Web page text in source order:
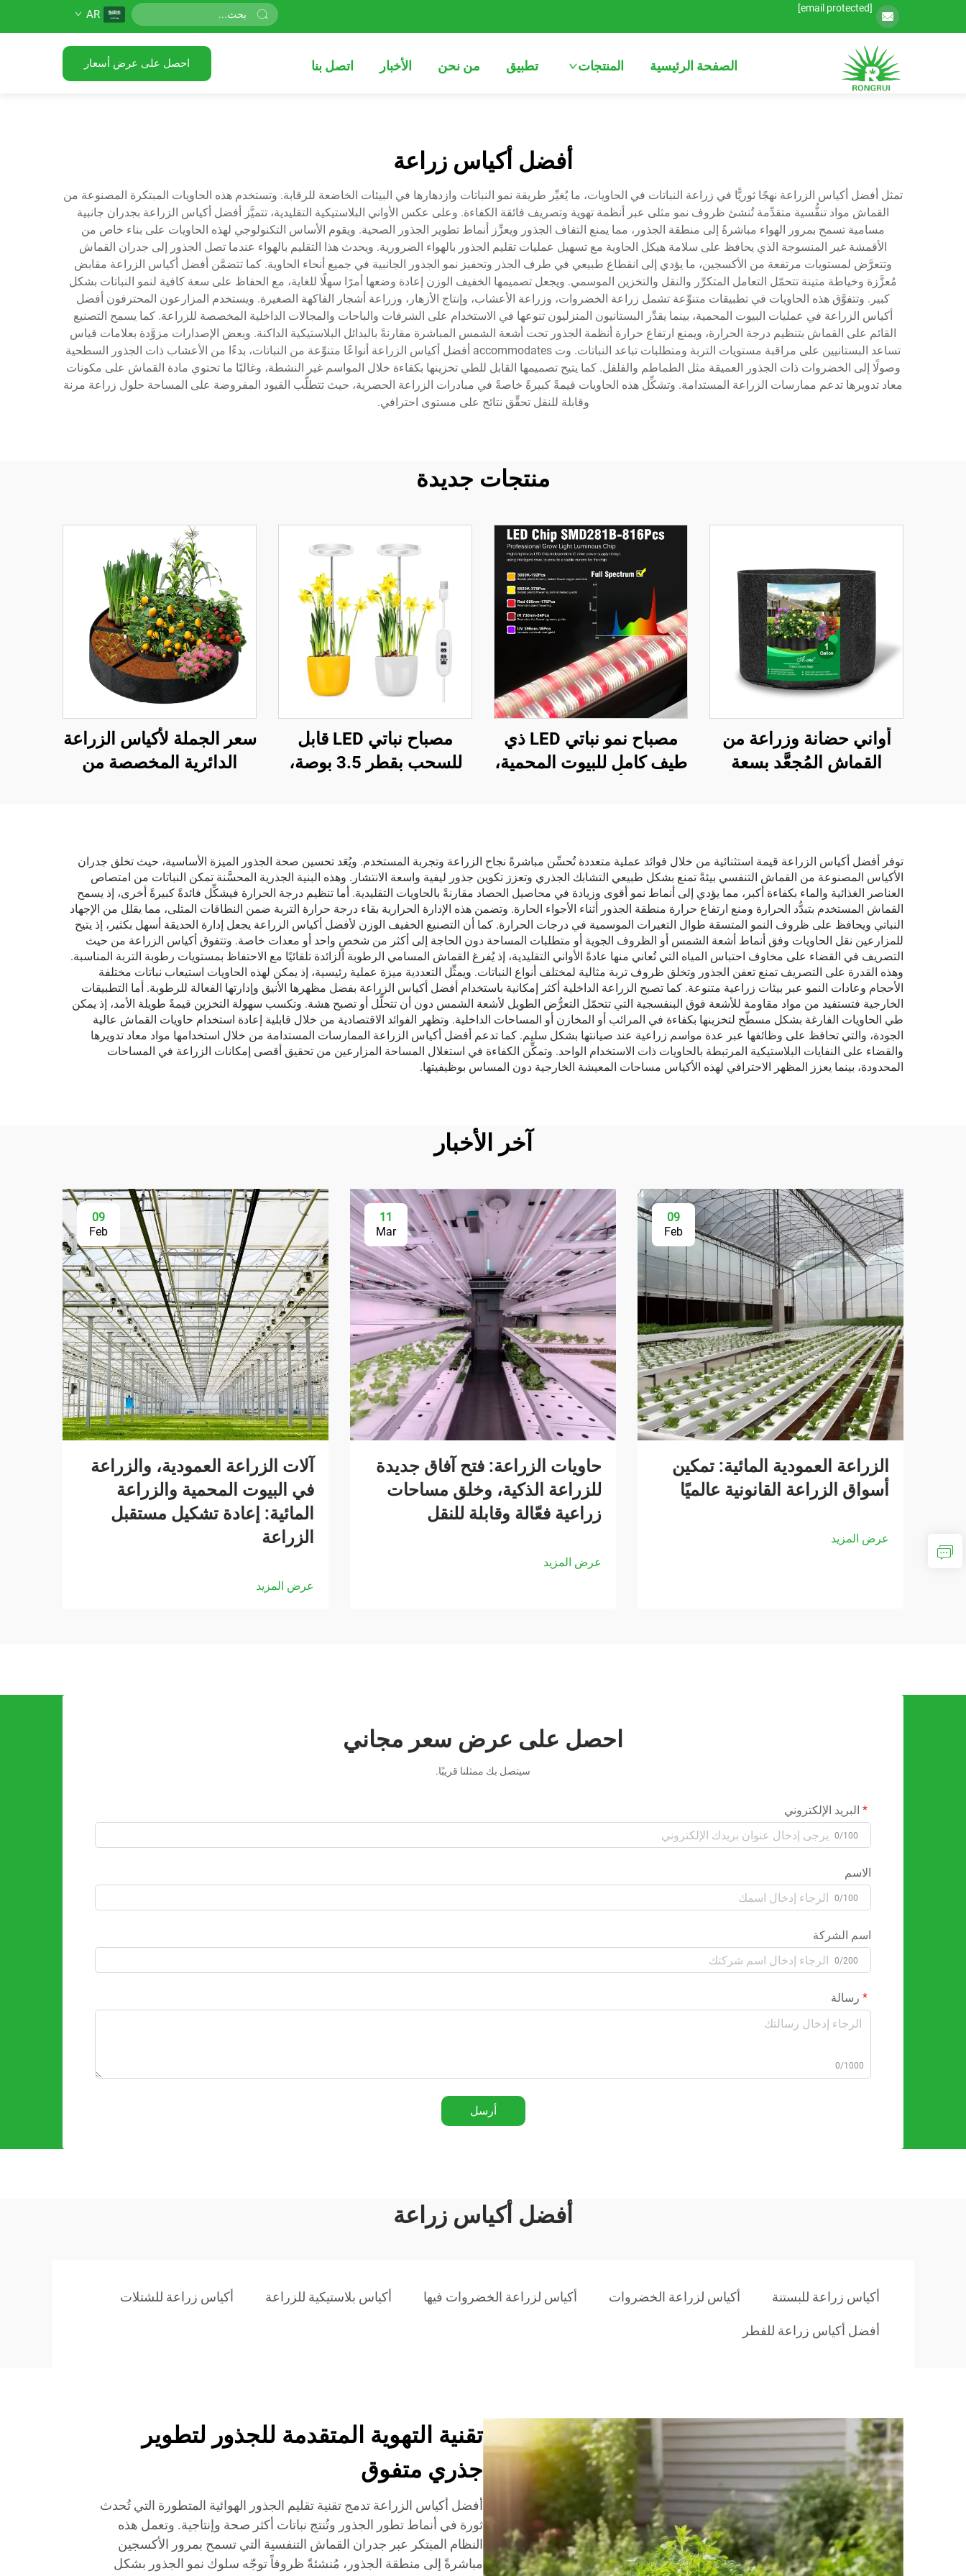
[email protected]
AR
الصفحة الرئيسية المنتجات تطبيق من نحن الأخبار اتصل بنا احصل على عرض أسعار
أفضل أكياس زراعة
تمثل أفضل أكياس الزراعة نهجًا ثوريًّا في زراعة النباتات في الحاويات، ما يُغيِّر طريقة نمو النباتات وازدهارها في البيئات الخاضعة للرقابة. وتستخدم هذه الحاويات المبتكرة المصنوعة من
القماش مواد تنفُّسية متقدِّمة تُنشئ ظروف نمو مثلى عبر أنظمة تهوية وتصريف فائقة الكفاءة. وعلى عكس الأواني البلاستيكية التقليدية، تتميَّز أفضل أكياس الزراعة بجدران جانبية
مسامية تسمح بمرور الهواء مباشرةً إلى منطقة الجذور، مما يمنع التفاف الجذور ويعزِّز أنماط تطوير الجذور الصحية. ويقوم الأساس التكنولوجي لهذه الحاويات على بناء خاص من
الأقمشة غير المنسوجة الذي يحافظ على سلامة هيكل الحاوية مع تسهيل عمليات تقليم الجذور بالهواء الضرورية. ويحدث هذا التقليم بالهواء عندما تصل الجذور إلى جدران القماش
وتتعرَّض لمستويات مرتفعة من الأكسجين، ما يؤدي إلى انقطاع طبيعي في طرف الجذر وتحفيز نمو الجذور الجانبية في جميع أنحاء الحاوية. كما تتضمَّن أفضل أكياس الزراعة مقابض
مُعزَّزة وخياطة متينة تتحمّل التعامل المتكرِّر والنقل والتخزين الموسمي. ويجعل تصميمها الخفيف الوزن إعادة وضعها أمرًا سهلًا للغاية، مع الحفاظ على سعة كافية لنمو النباتات بشكل
كبير. وتتفوَّق هذه الحاويات في تطبيقات متنوِّعة تشمل زراعة الخضروات، وزراعة الأعشاب، وإنتاج الأزهار، وزراعة أشجار الفاكهة الصغيرة. ويستخدم المزارعون المحترفون أفضل
أكياس الزراعة في عمليات البيوت المحمية، بينما يقدِّر البستانيون المنزليون تنوعها في الاستخدام على الشرفات والباحات والمجالات الداخلية المخصصة للزراعة. كما يسمح التصنيع
القائم على القماش بتنظيم درجة الحرارة، ويمنع ارتفاع حرارة أنظمة الجذور تحت أشعة الشمس المباشرة مقارنةً بالبدائل البلاستيكية الداكنة. وبعض الإصدارات مزوَّدة بعلامات قياس
تساعد البستانيين على مراقبة مستويات التربة ومتطلبات تباعد النباتات. وت accommodates أفضل أكياس الزراعة أنواعًا متنوِّعة من النباتات، بدءًا من الأعشاب ذات الجذور السطحية
وصولًا إلى الخضروات ذات الجذور العميقة مثل الطماطم والفلفل. كما يتيح تصميمها القابل للطي تخزينها بكفاءة خلال المواسم غير النشطة، وغالبًا ما تحتوي مادة القماش على مكونات
معاد تدويرها تدعم ممارسات الزراعة المستدامة. وتشكِّل هذه الحاويات قيمةً كبيرةً خاصةً في مبادرات الزراعة الحضرية، حيث تتطلَّب القيود المفروضة على المساحة حلول زراعة مرنة
وقابلة للنقل تحقِّق نتائج على مستوى احترافي.
منتجات جديدة
أواني حضانة وزراعة من
القماش المُجعَّد بسعة
والزهور والبطاطس ونمو
النباتات
مصباح نمو نباتي LED ذي
طيف كامل للبيوت المحمية،
وللزراعة
مصباح نباتي LED قابل
للسحب بقطر 3.5 بوصة،
الألومنيوم، ومُصنَّف وفق
معيار IP42 لمرحلة الإزهار
سعر الجملة لأكياس الزراعة
الدائرية المخصصة من
بسماكة 3 مم للاستخدام
الخارجي
توفر أفضل أكياس الزراعة قيمة استثنائية من خلال فوائد عملية متعددة تُحسِّن مباشرةً نجاح الزراعة وتجربة المستخدم. ويُعَد تحسين صحة الجذور الميزة الأساسية، حيث تخلق جدران
الأكياس المصنوعة من القماش التنفسي بيئةً تمنع بشكل طبيعي التشابك الجذري وتعزز تكوين جذور ليفية واسعة الانتشار. وهذه البنية الجذرية المحسَّنة تمكن النباتات من امتصاص
العناصر الغذائية والماء بكفاءة أكبر، مما يؤدي إلى أنماط نمو أقوى وزيادة في محاصيل الحصاد مقارنةً بالحاويات التقليدية. أما تنظيم درجة الحرارة فيشكِّل فائدةً كبيرةً أخرى، إذ يسمح
القماش المستخدم بتبدُّد الحرارة ومنع ارتفاع حرارة منطقة الجذور أثناء الأجواء الحارة. وتضمن هذه الإدارة الحرارية بقاء درجة حرارة التربة ضمن النطاقات المثلى، مما يقلل من الإجهاد
النباتي ويحافظ على ظروف النمو المتسقة طوال التغيرات الموسمية في درجات الحرارة. كما أن التصنيع الخفيف الوزن لأفضل أكياس الزراعة يجعل إدارة الحديقة أسهل بكثير، إذ يتيح
للمزارعين نقل الحاويات وفق أنماط أشعة الشمس أو الظروف الجوية أو متطلبات المساحة دون الحاجة إلى أكثر من شخصٍ واحد أو معدات خاصة. وتتفوق أكياس الزراعة من حيث
التصريف في القضاء على مخاوف احتباس المياه التي تُعاني منها عادةً الأواني التقليدية، إذ يُفرغ القماش المسامي الرطوبة الزائدة تلقائيًا مع الاحتفاظ بمستويات رطوبة التربة المناسبة.
وهذه القدرة على التصريف تمنع تعفن الجذور وتخلق ظروف تربة مثالية لمختلف أنواع النباتات. ويمثِّل التعددية ميزة عملية رئيسية، إذ يمكن لهذه الحاويات استيعاب نباتات مختلفة
الأحجام وعادات النمو عبر بيئات زراعية متنوعة. كما تصبح الزراعة الداخلية أكثر إمكانية باستخدام أفضل أكياس الزراعة بفضل مظهرها الأنيق وإدارتها الفعالة للرطوبة. أما التطبيقات
الخارجية فتستفيد من مواد مقاومة للأشعة فوق البنفسجية التي تتحمّل التعرُّض الطويل لأشعة الشمس دون أن تتحلَّل أو تصبح هشة. وتكسب سهولة التخزين قيمةً طويلة الأمد، إذ يمكن
طي الحاويات الفارغة بشكل مسطّح لتخزينها بكفاءة في المرائب أو المخازن أو المساحات الداخلية. وتظهر الفوائد الاقتصادية من خلال قابلية إعادة استخدام حاويات القماش عالية
الجودة، والتي تحافظ على وظائفها عبر عدة مواسم زراعية عند صيانتها بشكل سليم. كما تدعم أفضل أكياس الزراعة الممارسات المستدامة من خلال استخدامها مواد معاد تدويرها
والقضاء على النفايات البلاستيكية المرتبطة بالحاويات ذات الاستخدام الواحد. وتمكِّن الكفاءة في استغلال المساحة المزارعين من تحقيق أقصى إمكانات الزراعة في المساحات
المحدودة، بينما يعزز المظهر الاحترافي لهذه الأكياس مساحات المعيشة الخارجية دون المساس بوظيفيتها.
آخر الأخبار
09
Feb
الزراعة العمودية المائية: تمكين
أسواق الزراعة القانونية عالميًا
عرض المزيد
11
Mar
حاويات الزراعة: فتح آفاق جديدة
للزراعة الذكية، وخلق مساحات
زراعية فعّالة وقابلة للنقل
عرض المزيد
09
Feb
آلات الزراعة العمودية، والزراعة
في البيوت المحمية والزراعة
المائية: إعادة تشكيل مستقبل
الزراعة
عرض المزيد
احصل على عرض سعر مجاني
سيتصل بك ممثلنا قريبًا.
البريد الإلكتروني
0/100
الاسم
0/100
اسم الشركة
0/200
رسالة
0/1000
أرسل
أفضل أكياس زراعة
أكياس زراعة للبستنة أكياس لزراعة الخضروات أكياس لزراعة الخضروات فيها أكياس بلاستيكية للزراعة أكياس زراعة للشتلات
أفضل أكياس زراعة للفطر
تقنية التهوية المتقدمة للجذور لتطوير
جذري متفوق
أفضل أكياس الزراعة تدمج تقنية تقليم الجذور الهوائية المتطورة التي تُحدث
ثورة في أنماط تطور الجذور وتُنتج نباتات أكثر صحة وإنتاجية. وتعمل هذه
النظام المبتكر عبر جدران القماش التنفسية التي تسمح بمرور الأكسجين
مباشرةً إلى منطقة الجذور، مُنشئةً ظروفاً توجّه سلوك نمو الجذور بشكل